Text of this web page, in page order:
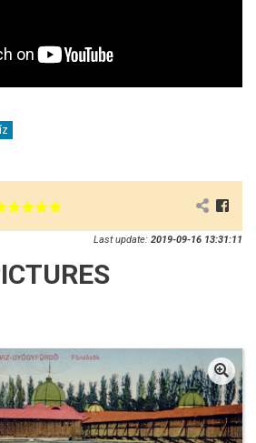
Last update: 2019-09-16 13:31:11